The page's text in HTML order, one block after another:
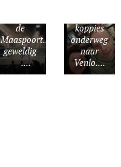
de
Maaspoort....
geweldig
❤️....
koppies
onderweg
naar
Venlo....